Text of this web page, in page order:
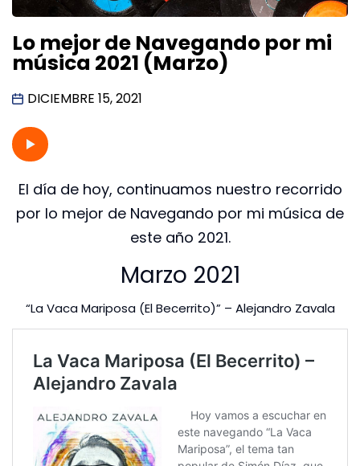
Lo mejor de Navegando por mi
música 2021 (Marzo)
DICIEMBRE 15, 2021
El día de hoy, continuamos nuestro recorrido
por lo mejor de Navegando por mi música de
este año 2021.
Marzo 2021
“La Vaca Mariposa (El Becerrito)” – Alejandro Zavala